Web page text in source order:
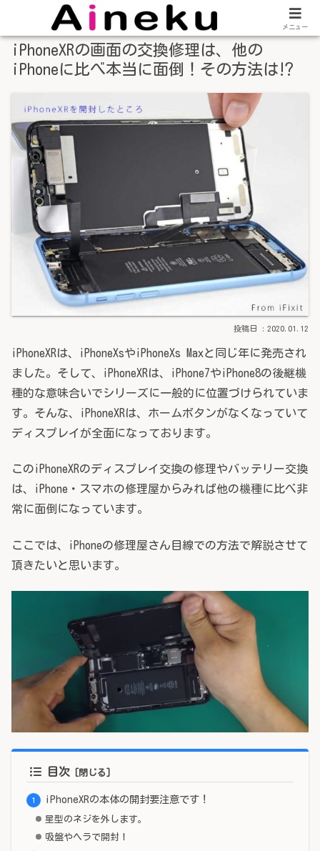
iPhoneXRの画面の交換修理は、他の
iPhoneに比べ本当に面倒！その方法は⁉
2020.01.12
iPhoneXRは、iPhoneXsやiPhoneXs Maxと同じ年に発売され
ました。そして、iPhoneXRは、iPhone7やiPhone8の後継機
種的な意味合いでシリーズに一般的に位置づけられていま
す。そんな、iPhoneXRは、ホームボタンがなくなっていて
ディスプレイが全面になっております。
このiPhoneXRのディスプレイ交換の修理やバッテリー交換
は、iPhone・スマホの修理屋からみれば他の機種に比べ非
常に面倒になっています。
ここでは、iPhoneの修理屋さん目線での方法で解説させて
頂きたいと思います。
目次
iPhoneXRの本体の開封要注意です！
星型のネジを外します。
吸盤やヘラで開封！
メニュー